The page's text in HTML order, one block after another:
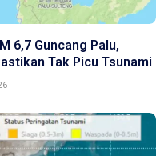
6,7 Guncang Palu,
Tak Picu Tsunami